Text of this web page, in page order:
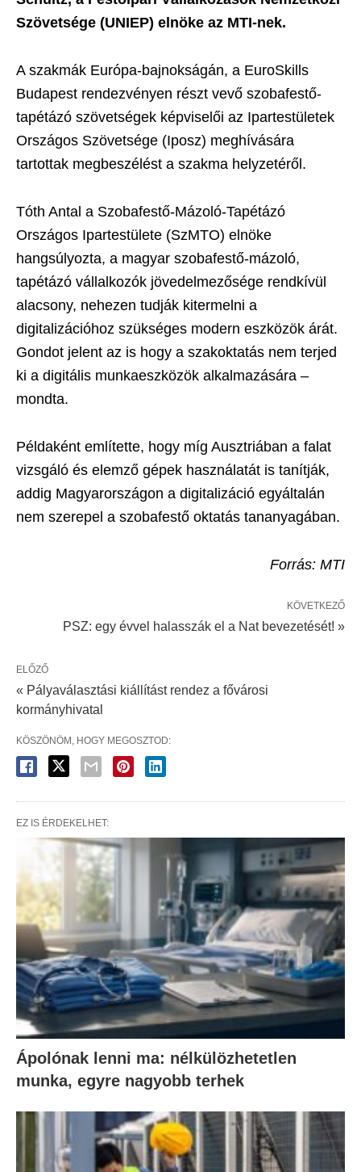
Szövetsége (UNIEP) elnöke az MTI-nek.
A szakmák Európa-bajnokságán, a EuroSkills
Budapest rendezvényen részt vevő szobafestő-
tapétázó szövetségek képviselői az Ipartestületek
Országos Szövetsége (Iposz) meghívására
tartottak megbeszélést a szakma helyzetéről.
Tóth Antal a Szobafestő-Mázoló-Tapétázó
Országos Ipartestülete (SzMTO) elnöke
hangsúlyozta, a magyar szobafestő-mázoló,
tapétázó vállalkozók jövedelmezősége rendkívül
alacsony, nehezen tudják kitermelni a
digitalizációhoz szükséges modern eszközök árát.
Gondot jelent az is hogy a szakoktatás nem terjed
ki a digitális munkaeszközök alkalmazására –
mondta.
Példaként említette, hogy míg Ausztriában a falat
vizsgáló és elemző gépek használatát is tanítják,
addig Magyarországon a digitalizáció egyáltalán
nem szerepel a szobafestő oktatás tananyagában.
Forrás: MTI
KÖVETKEZŐ
PSZ: egy évvel halasszák el a Nat bevezetését! »
ELŐZŐ
« Pályaválasztási kiállítást rendez a fővárosi
kormányhivatal
KÖSZÖNÖM, HOGY MEGOSZTOD:
EZ IS ÉRDEKELHET:
Ápolónak lenni ma: nélkülözhetetlen
munka, egyre nagyobb terhek